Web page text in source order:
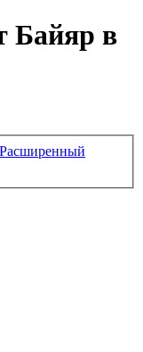
Байяр в
Расширенный